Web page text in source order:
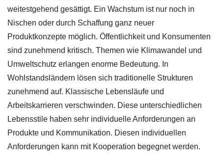
weitestgehend gesättigt. Ein Wachstum ist nur noch in
Nischen oder durch Schaffung ganz neuer
Produktkonzepte möglich. Öffentlichkeit und Konsumenten
sind zunehmend kritisch. Themen wie Klimawandel und
Umweltschutz erlangen enorme Bedeutung. In
Wohlstandsländern lösen sich traditionelle Strukturen
zunehmend auf. Klassische Lebensläufe und
Arbeitskarrieren verschwinden. Diese unterschiedlichen
Lebensstile haben sehr individuelle Anforderungen an
Produkte und Kommunikation. Diesen individuellen
Anforderungen kann mit Kooperation begegnet werden.